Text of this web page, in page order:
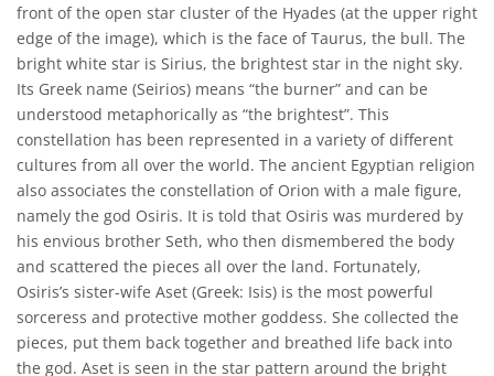
front of the open star cluster of the Hyades (at the upper right
edge of the image), which is the face of Taurus, the bull. The
bright white star is Sirius, the brightest star in the night sky.
Its Greek name (Seirios) means “the burner” and can be
understood metaphorically as “the brightest”. This
constellation has been represented in a variety of different
cultures from all over the world. The ancient Egyptian religion
also associates the constellation of Orion with a male figure,
namely the god Osiris. It is told that Osiris was murdered by
his envious brother Seth, who then dismembered the body
and scattered the pieces all over the land. Fortunately,
Osiris’s sister-wife Aset (Greek: Isis) is the most powerful
sorceress and protective mother goddess. She collected the
pieces, put them back together and breathed life back into
the god. Aset is seen in the star pattern around the bright